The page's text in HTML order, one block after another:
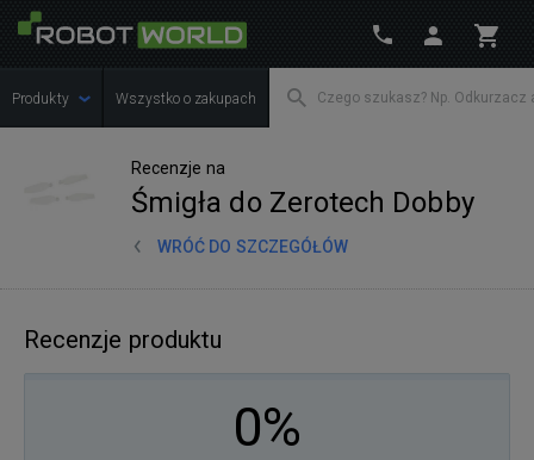
Produkty Wszystko o zakupach
Recenzje na
Śmigła do Zerotech Dobby
WRÓĆ DO SZCZEGÓŁÓW
Recenzje produktu
0%